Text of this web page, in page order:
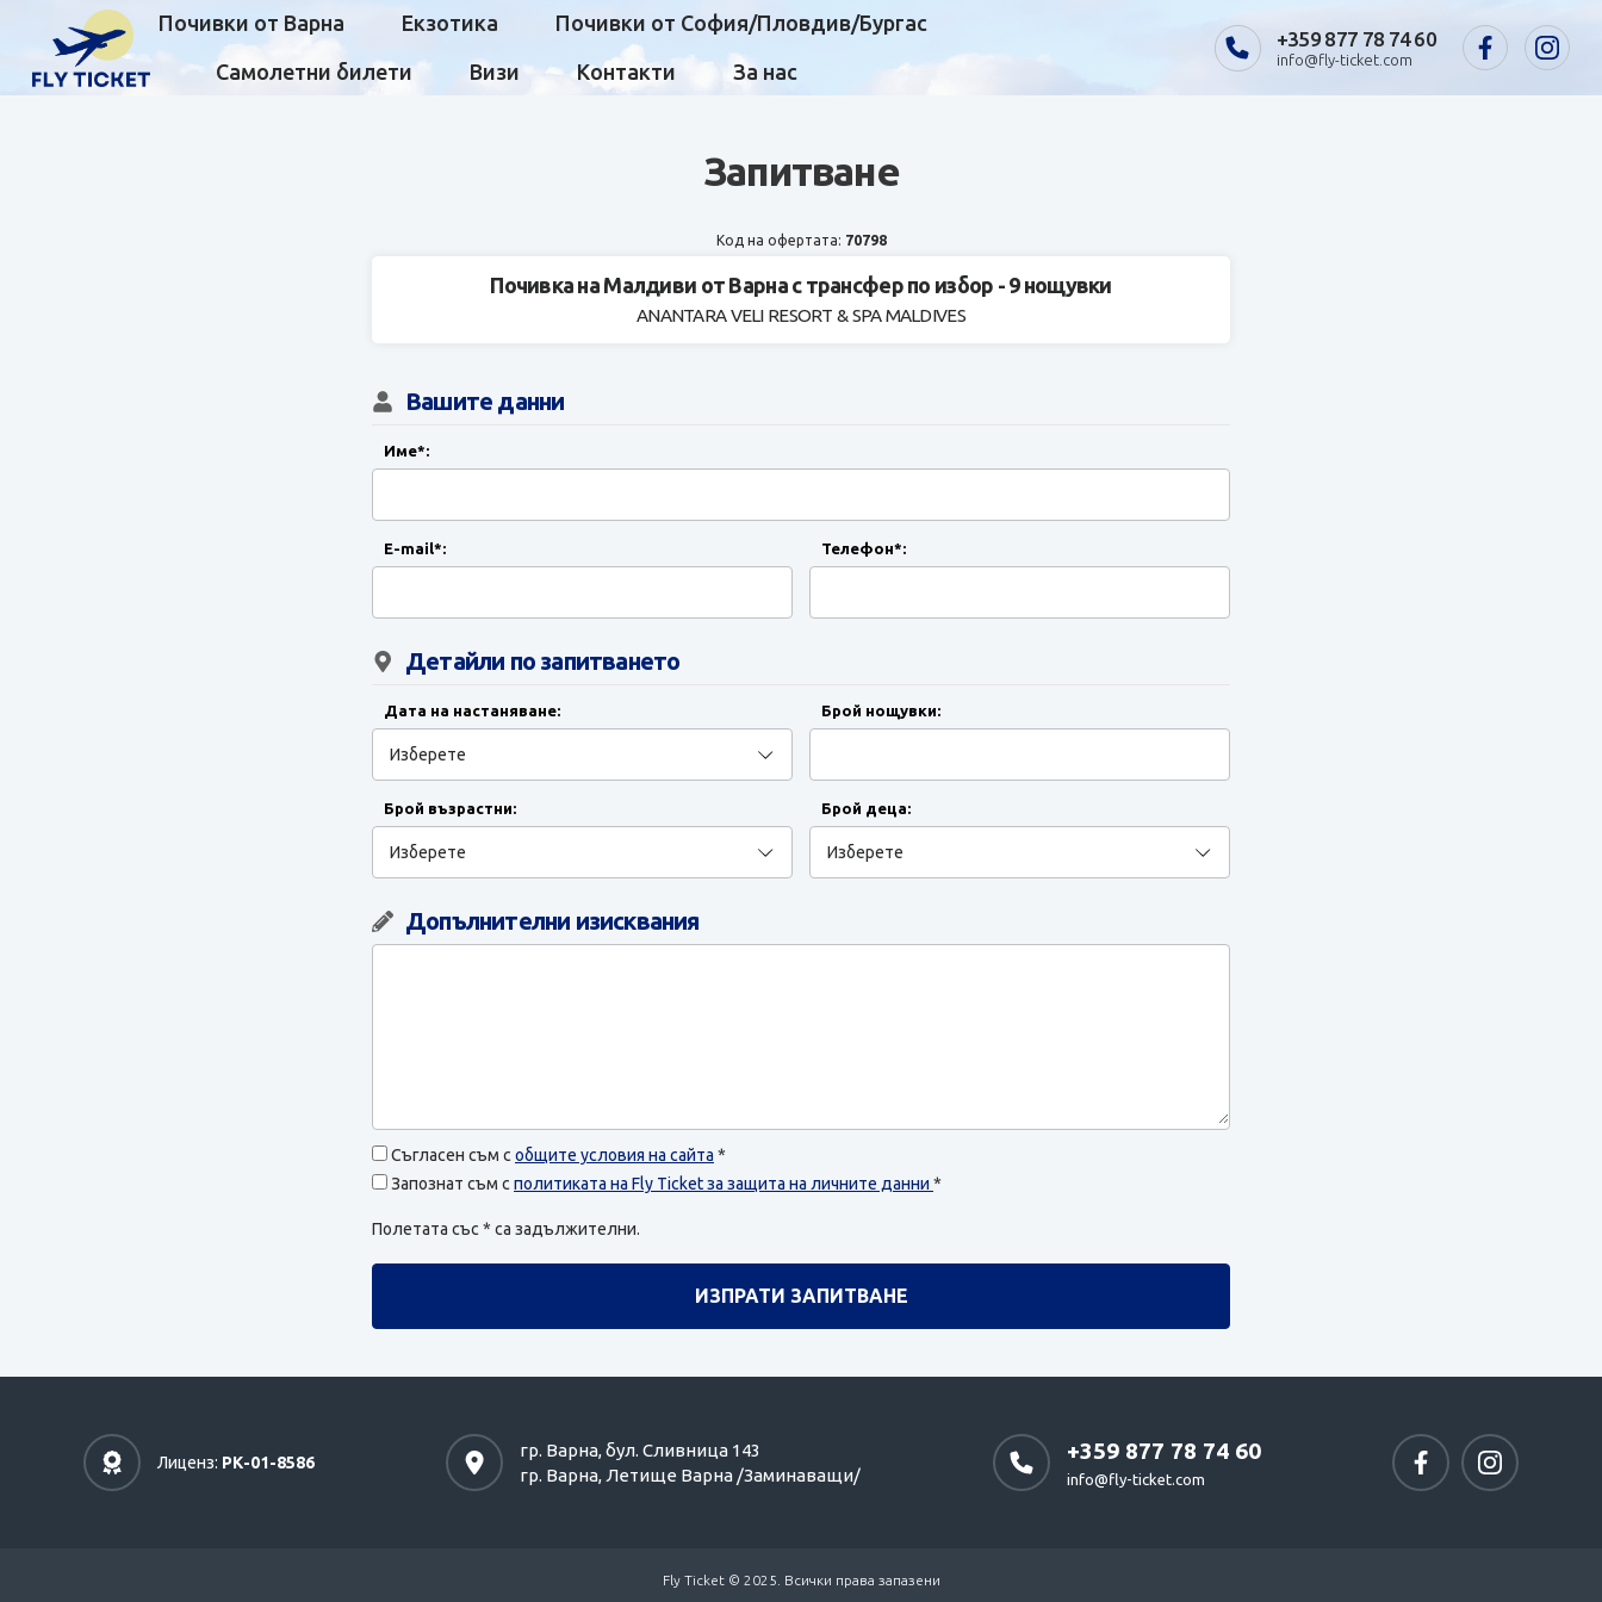
Почивки от Варна Екзотика Почивки от София/Пловдив/Бургас
Самолетни билети Визи Контакти За нас
+359 877 78 74 60
info@fly-ticket.com
Запитване
Код на офертата: 70798
Почивка на Малдиви от Варна с трансфер по избор - 9 нощувки
ANANTARA VELI RESORT & SPA MALDIVES
Вашите данни
Име*:
E-mail*: Телефон*:
Детайли по запитването
Дата на настаняване: Брой нощувки:
Брой възрастни: Брой деца:
Допълнителни изисквания
Съгласен съм с общите условия на сайта *
Запознат съм с политиката на Fly Ticket за защита на личните данни *
Полетата със * са задължителни.
Лиценз: РК-01-8586
гр. Варна,бул. Сливница 143
гр. Варна, Летище Варна /Заминаващи/
+359 877 78 74 60
info@fly-ticket.com
Fly Ticket © 2025. Всички права запазени